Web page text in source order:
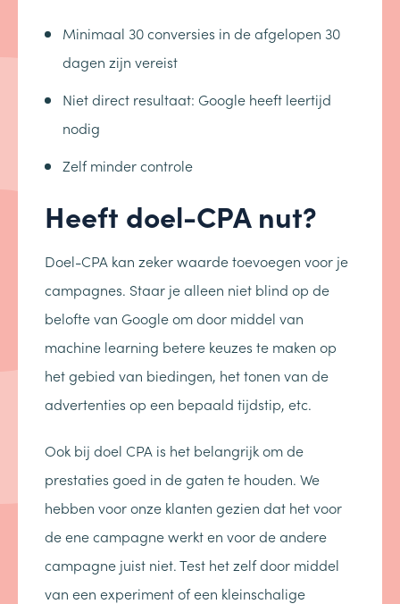
Minimaal 30 conversies in de afgelopen 30
dagen zijn vereist
Niet direct resultaat: Google heeft leertijd
nodig
Zelf minder controle
Heeft doel-CPA nut?
Doel-CPA kan zeker waarde toevoegen voor je
campagnes. Staar je alleen niet blind op de
belofte van Google om door middel van
machine learning betere keuzes te maken op
het gebied van biedingen, het tonen van de
advertenties op een bepaald tijdstip, etc.
Ook bij doel CPA is het belangrijk om de
prestaties goed in de gaten te houden. We
hebben voor onze klanten gezien dat het voor
de ene campagne werkt en voor de andere
campagne juist niet. Test het zelf door middel
van een experiment of een kleinschalige